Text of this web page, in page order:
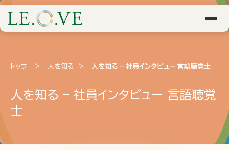
トップ > 人を知る > 人を知る – 社員インタビュー 言語聴覚士
人を知る – 社員インタビュー 言語聴覚
士